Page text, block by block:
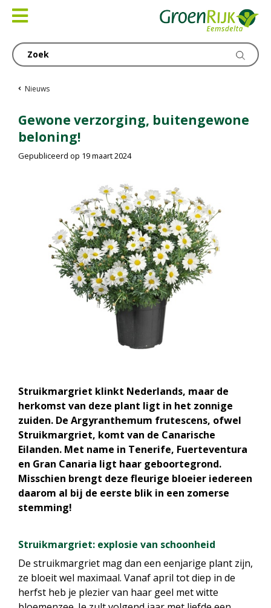
naar
Nieuws
Gewone verzorging, buitengewone
beloning!
Gepubliceerd op 19 maart 2024
Struikmargriet klinkt Nederlands, maar de
herkomst van deze plant ligt in het zonnige
zuiden. De Argyranthemum frutescens, ofwel
Struikmargriet, komt van de Canarische
Eilanden. Met name in Tenerife, Fuerteventura
en Gran Canaria ligt haar geboortegrond.
Misschien brengt deze fleurige bloeier iedereen
daarom al bij de eerste blik in een zomerse
stemming!
Struikmargriet: explosie van schoonheid
De struikmargriet mag dan een eenjarige plant zijn,
ze bloeit wel maximaal. Vanaf april tot diep in de
herfst heb je plezier van haar geel met witte